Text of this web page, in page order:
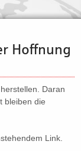
Hoffnung
Daran
bleiben die
Link.